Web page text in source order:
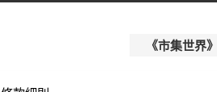
《市集世界